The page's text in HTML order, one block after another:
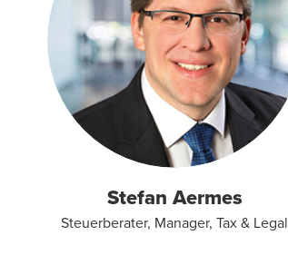
Stefan Aermes
Steuerberater, Manager, Tax & Legal